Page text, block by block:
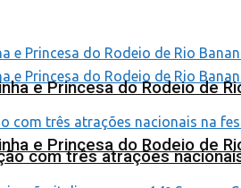
e Princesa do Rodeio de
e Princesa do Rodeio de
com três atrações